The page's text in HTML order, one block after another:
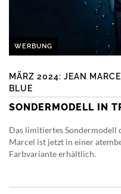
WERBUNG
MÄRZ 2024: JEAN
BLUE
SONDERMODELL IN
Das limitiertes Sondermodell
Marcel ist jetzt in einer
Farbvariante erhältlich.